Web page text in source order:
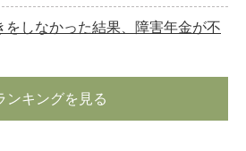
しなかった結果、障害年金が不
ンキングを見る